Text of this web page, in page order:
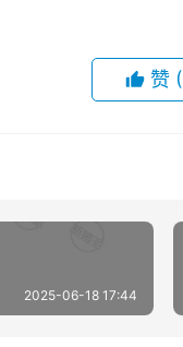
赞
2025-06-18 17:44